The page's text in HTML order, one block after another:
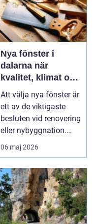
Nya fönster i
dalarna när
kvalitet, klimat och
känsla samspelar
Att välja nya fönster är
ett av de viktigaste
besluten vid renovering
eller nybyggnation.
Fönster på...
06 maj 2026